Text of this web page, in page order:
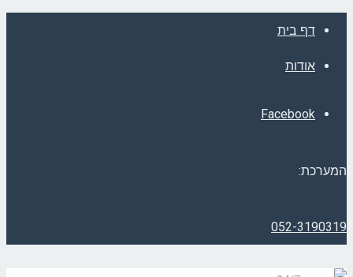
דף בית
אודות
Facebook
המערכת:
052-3190319